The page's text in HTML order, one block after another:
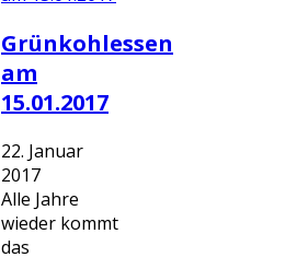
Grünkohlessen
am
15.01.2017
22. Januar
2017
Alle Jahre
wieder kommt
das